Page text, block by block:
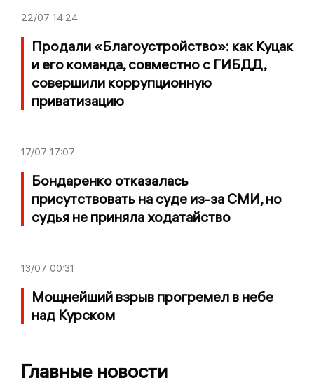
22/07 14:24
Продали «Благоустройство»: как Куцак
и его команда, совместно с ГИБДД,
совершили коррупционную
приватизацию
17/07 17:07
Бондаренко отказалась
присутствовать на суде из-за СМИ, но
судья не приняла ходатайство
13/07 00:31
Мощнейший взрыв прогремел в небе
над Курском
Главные новости